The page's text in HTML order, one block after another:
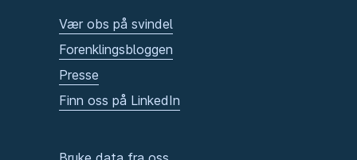
Vær obs på svindel
Forenklingsbloggen
Presse
Finn oss på LinkedIn